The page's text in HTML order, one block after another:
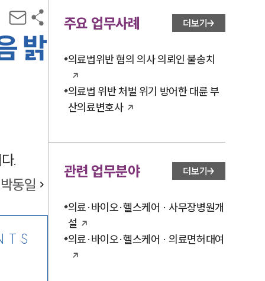
밝
.
박동일
주요 업무사례 더보기
의료법위반 혐의 의사 의뢰인 불송치
의료법 위반 처벌 위기 방어한 대륜 부
산의료변호사
관련 업무분야 더보기
의료·바이오·헬스케어 · 사무장병원개
설
의료·바이오·헬스케어 · 의료면허대여